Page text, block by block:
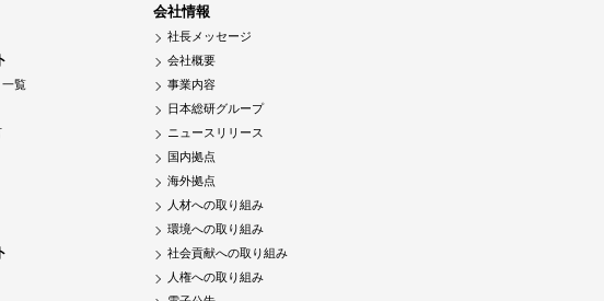
一覧
会社情報
社長メッセージ
会社概要
事業内容
日本総研グループ
ニュースリリース
国内拠点
海外拠点
人材への取り組み
環境への取り組み
社会貢献への取り組み
人権への取り組み